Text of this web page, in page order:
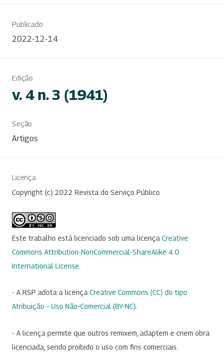
Publicado
2022-12-14
Edição
v. 4 n. 3 (1941)
Seção
Artigos
Licença
Copyright (c) 2022 Revista do Serviço Público
Este trabalho está licenciado sob uma licença Creative
Commons Attribution-NonCommercial-ShareAlike 4.0
International License
- A RSP adota a licença Creative Commons (CC) do tipo
Atribuição – Uso Não-Comercial (BY-NC)
- A licença permite que outros remixem, adaptem e criem obra
licenciada, sendo proibido o uso com fins comerciais.